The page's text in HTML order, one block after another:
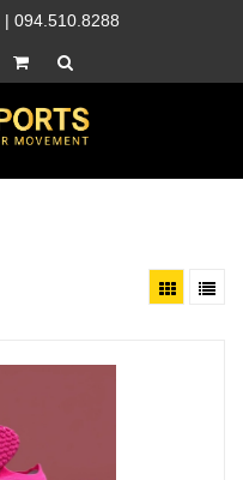
| 094.510.8288